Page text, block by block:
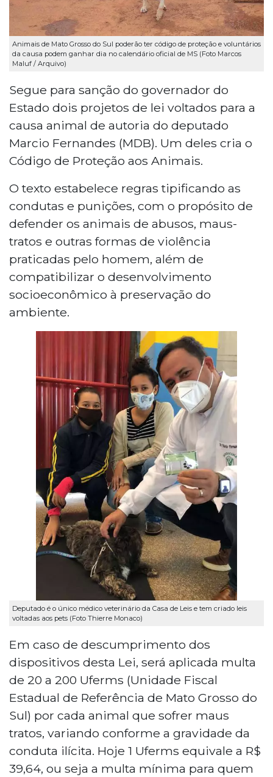
Animais de Mato Grosso do Sul poderão ter código de proteção e voluntários
da causa podem ganhar dia no calendário oficial de MS (Foto Marcos
Maluf / Arquivo)
Segue para sanção do governador do
Estado dois projetos de lei voltados para a
causa animal de autoria do deputado
Marcio Fernandes (MDB). Um deles cria o
Código de Proteção aos Animais.
O texto estabelece regras tipificando as
condutas e punições, com o propósito de
defender os animais de abusos, maus-
tratos e outras formas de violência
praticadas pelo homem, além de
compatibilizar o desenvolvimento
socioeconômico à preservação do
ambiente.
Deputado é o único médico veterinário da Casa de Leis e tem criado leis
voltadas aos pets (Foto Thierre Monaco)
Em caso de descumprimento dos
dispositivos desta Lei, será aplicada multa
de 20 a 200 Uferms (Unidade Fiscal
Estadual de Referência de Mato Grosso do
Sul) por cada animal que sofrer maus
tratos, variando conforme a gravidade da
conduta ilícita. Hoje 1 Uferms equivale a R$
39,64, ou seja a multa mínima para quem